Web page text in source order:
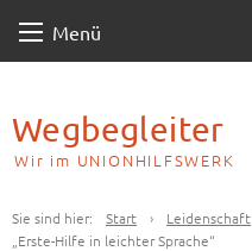
Menü
Wegbegleiter
Wir im UNIONHILFSWERK
Sie sind hier: Start › Leidenschaft
„Erste-Hilfe in leichter Sprache“